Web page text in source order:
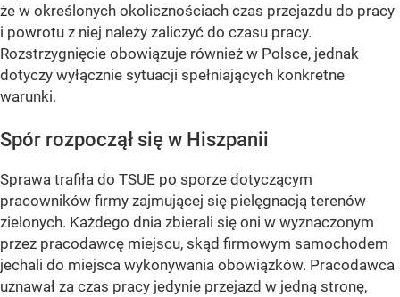
że w określonych okolicznościach czas przejazdu do pracy
i powrotu z niej należy zaliczyć do czasu pracy.
Rozstrzygnięcie obowiązuje również w Polsce, jednak
dotyczy wyłącznie sytuacji spełniających konkretne
warunki.
Spór rozpoczął się w Hiszpanii
Sprawa trafiła do TSUE po sporze dotyczącym
pracowników firmy zajmującej się pielęgnacją terenów
zielonych. Każdego dnia zbierali się oni w wyznaczonym
przez pracodawcę miejscu, skąd firmowym samochodem
jechali do miejsca wykonywania obowiązków. Pracodawca
uznawał za czas pracy jedynie przejazd w jedną stronę,